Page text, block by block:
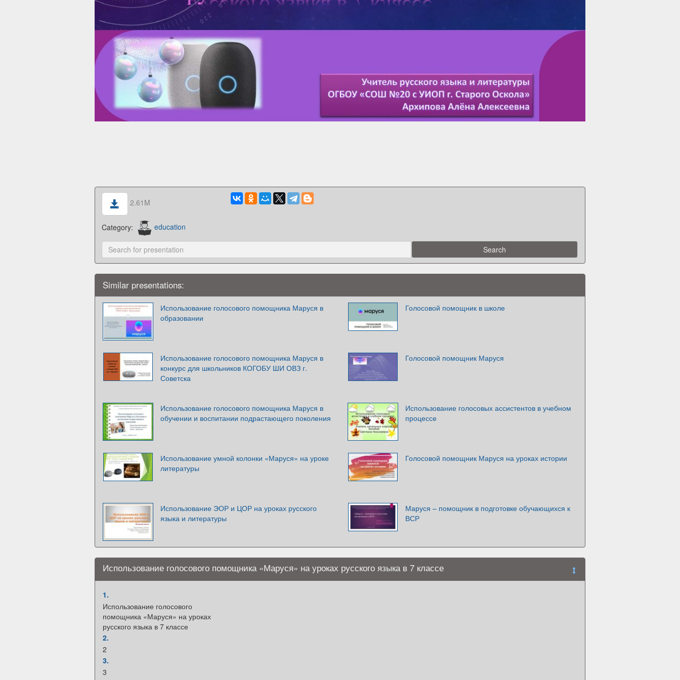
2.61M
Category: education
Similar presentations:
Использование голосового помощника Маруся в
образовании
Голосовой помощник в школе
Использование голосового помощника Маруся в
конкурс для школьников КОГОБУ ШИ ОВЗ г.
Советска
Голосовой помощник Маруся
Использование голосового помощника Маруся в
обучении и воспитании подрастающего поколения
Использование голосовых ассистентов в учебном
процессе
Использование умной колонки «Маруся» на уроке
литературы
Голосовой помощник Маруся на уроках истории
Использование ЭОР и ЦОР на уроках русского
языка и литературы
Маруся – помощник в подготовке обучающихся к
ВСР
Использование голосового помощника «Маруся» на уроках русского языка в 7 классе
1.
Использование голосового
помощника «Маруся» на уроках
русского языка в 7 классе
2.
2
3.
3